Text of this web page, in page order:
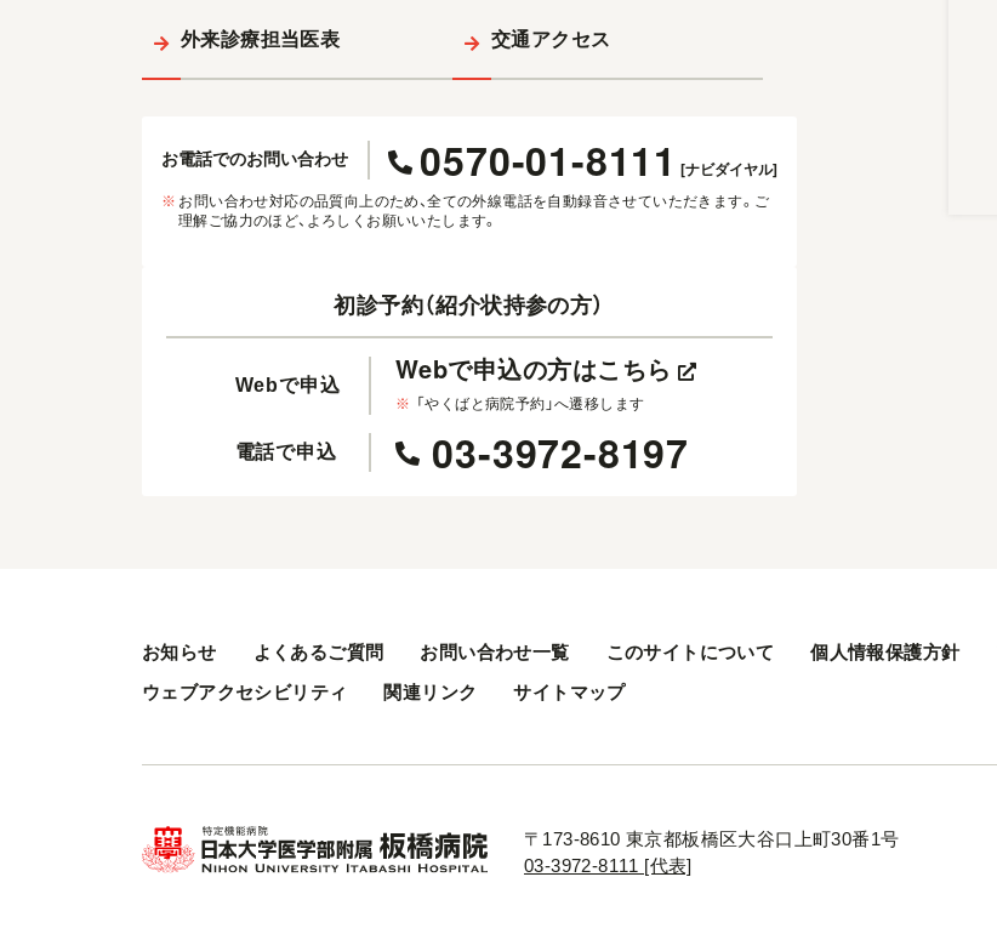
外来診療担当医表 交通アクセス
お電話でのお問い合わせ 0570-01-8111 [ナビダイヤル]
※ お問い合わせ対応の品質向上のため、全ての外線電話を自動録音させていただきます。ご
理解ご協力のほど、よろしくお願いいたします。
初診予約（紹介状持参の方）
Webで申込 Webで申込の方はこちら
※ 「やくばと病院予約」へ遷移します
電話で申込 03-3972-8197
お知らせ よくあるご質問 お問い合わせ一覧 このサイトについて 個人情報保護方針
ウェブアクセシビリティ
関連リンク サイトマップ
〒173-8610 東京都板橋区大谷口上町30番1号
03-3972-8111 [代表]